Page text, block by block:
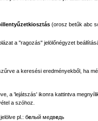
(orosz betűk abc
a "ragozás" jelölőnégyzet
a keresési eredményekből, ha
a 'lejátszás' ikonra kattintva
a szóhoz.
pl.: белый медведь